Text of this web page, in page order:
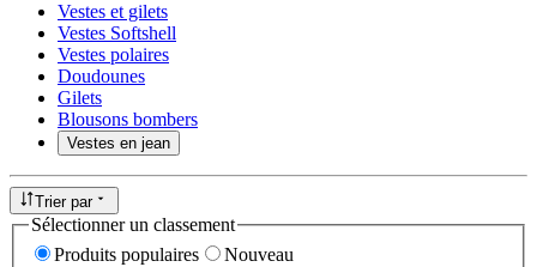
Vestes et gilets
Vestes Softshell
Vestes polaires
Doudounes
Gilets
Blousons bombers
Vestes en jean
Trier par
Sélectionner un classement
Produits populaires
Nouveau